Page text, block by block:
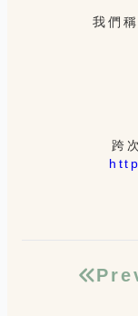
我們
跨